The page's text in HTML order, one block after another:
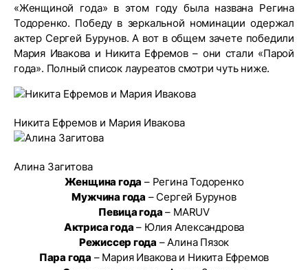
«Женщиной года» в этом году была названа Регина
Тодоренко. Победу в зеркальной номинации одержал
актер Сергей Бурунов. А вот в общем зачете победили
Мария Ивакова и Никита Ефремов – они стали «Парой
года». Полный список лауреатов смотри чуть ниже.
Никита Ефремов и Мария Ивакова
Алина Загитова
Женщина года – Регина Тодоренко
Мужчина года – Сергей Бурунов
Певица года – MARUV
Актриса года – Юлия Александрова
Режиссер года – Алина Пязок
Пара года – Мария Ивакова и Никита Ефремов